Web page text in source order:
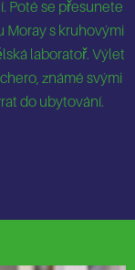
Poté se přesunete
Moray s kruhovými
laboratoř. Výlet
známé svými
do ubytování.